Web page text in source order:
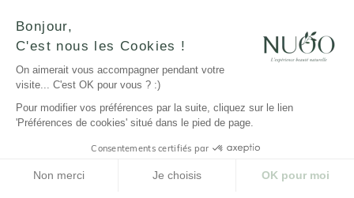
26,00€
AJOUTER
PANIER
AJOUTER AU
PANIER
Bonjour,
C'est nous les Cookies !
On aimerait vous accompagner pendant votre
visite... C'est OK pour vous ? :)
Pour modifier vos préférences par la suite, cliquez sur le lien
'Préférences de cookies' situé dans le pied de page.
Consentements certifiés par
Non merci Je choisis OK pour moi